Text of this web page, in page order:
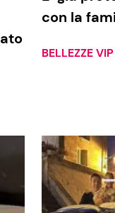
con la
BELLEZZE VIP